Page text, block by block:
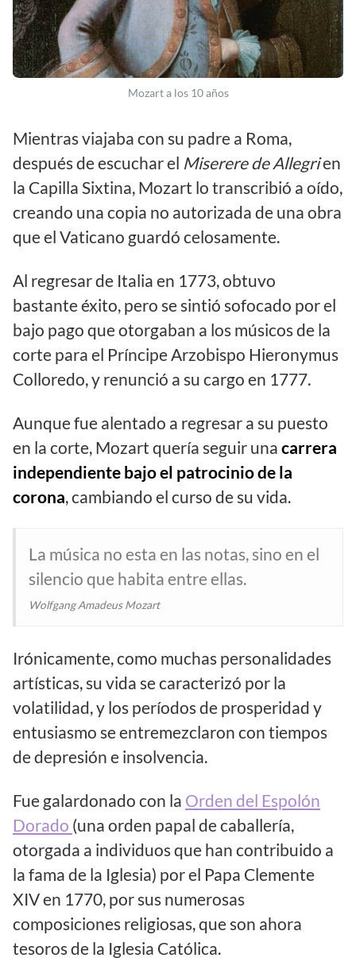
Mozart a los 10 años
Mientras viajaba con su padre a Roma,
después de escuchar el Miserere de Allegrien
la Capilla Sixtina, Mozart lo transcribió a oído,
creando una copia no autorizada de una obra
que el Vaticano guardó celosamente.
Al regresar de Italia en 1773, obtuvo
bastante éxito, pero se sintió sofocado por el
bajo pago que otorgaban a los músicos de la
corte para el Príncipe Arzobispo Hieronymus
Colloredo, y renunció a su cargo en 1777.
Aunque fue alentado a regresar a su puesto
en la corte, Mozart quería seguir una carrera
independiente bajo el patrocinio de la
corona, cambiando el curso de su vida.
La música no esta en las notas, sino en el
silencio que habita entre ellas.
Wolfgang Amadeus Mozart
Irónicamente, como muchas personalidades
artísticas, su vida se caracterizó por la
volatilidad, y los períodos de prosperidad y
entusiasmo se entremezclaron con tiempos
de depresión e insolvencia.
Fue galardonado con la Orden del Espolón
Dorado (una orden papal de caballería,
otorgada a individuos que han contribuido a
la fama de la Iglesia) por el Papa Clemente
XIV en 1770, por sus numerosas
composiciones religiosas, que son ahora
tesoros de la Iglesia Católica.